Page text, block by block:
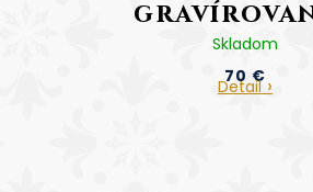
Cena vrátane
Skladom
70 €
Detail